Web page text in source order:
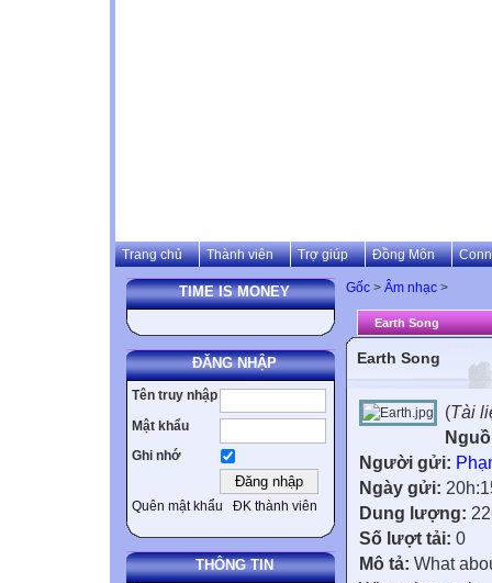
Trang chủ Thành viên Trợ giúp Đồng Môn
TIME IS MONEY
ĐĂNG NHẬP
Tên truy nhập
Mật khẩu
Ghi nhớ
Quên mật khẩu ĐK thành viên
THÔNG TIN
Gốc > Âm nhạc >
Earth Song
Earth Song
(Tài
Người gửi:
Ngày gửi:
Dung lượng:
Số lượt tải: 0
Mô tả: What